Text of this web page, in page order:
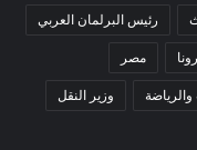
رئيس البرلمان العربي
مصر
وزير النقل